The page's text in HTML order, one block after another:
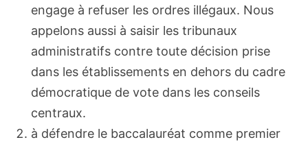
engage à refuser les ordres illégaux. Nous
appelons aussi à saisir les tribunaux
administratifs contre toute décision prise
dans les établissements en dehors du cadre
démocratique de vote dans les conseils
centraux.
à défendre le baccalauréat comme premier